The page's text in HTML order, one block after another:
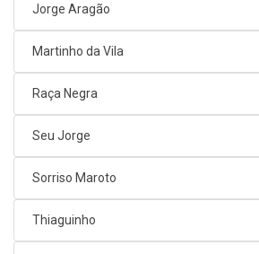
Jorge Aragão
Martinho da Vila
Raça Negra
Seu Jorge
Sorriso Maroto
Thiaguinho